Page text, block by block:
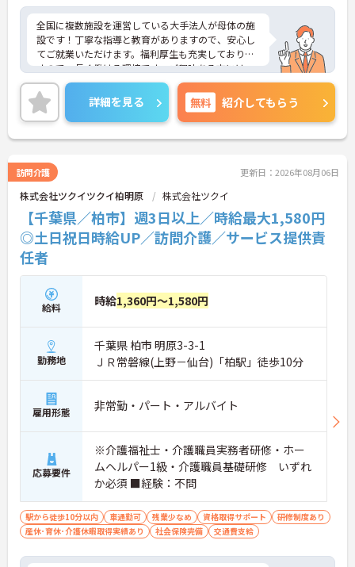
全国に複数施設を運営している大手法人が母体の施
設です！丁寧な指導と教育がありますので、安心し
てご就業いただけます。福利厚生も充実しておりま
すので、長く働ける環境です。ご興味ある方には、
面接のポイントなど、さらに詳細をお話致しますの
でお気軽にご相談ください。
詳細を見る 無料 紹介してもらう
訪問介護 更新日：2026年08月06日
株式会社ツクイツクイ柏明原 株式会社ツクイ
【千葉県／柏市】週3日以上／時給最大1,580円
◎土日祝日時給UP／訪問介護／サービス提供責
任者
給料 時給1,360円～1,580円
勤務地
千葉県 柏市 明原3-3-1
ＪＲ常磐線(上野－仙台)「柏駅」徒歩10分
雇用形態 非常勤・パート・アルバイト
応募要件
※介護福祉士・介護職員実務者研修・ホー
ムヘルパー1級・介護職員基礎研修 いずれ
か必須 ■経験：不問
駅から徒歩10分以内 車通勤可 残業少なめ 資格取得サポート
研修制度あり
産休･育休･介護休暇取得実績あり
社会保険完備 交通費支給